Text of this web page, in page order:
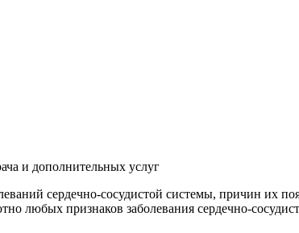
и дополнительных услуг
сердечно-сосудистой системы, причин их
любых признаков заболевания сердечно-